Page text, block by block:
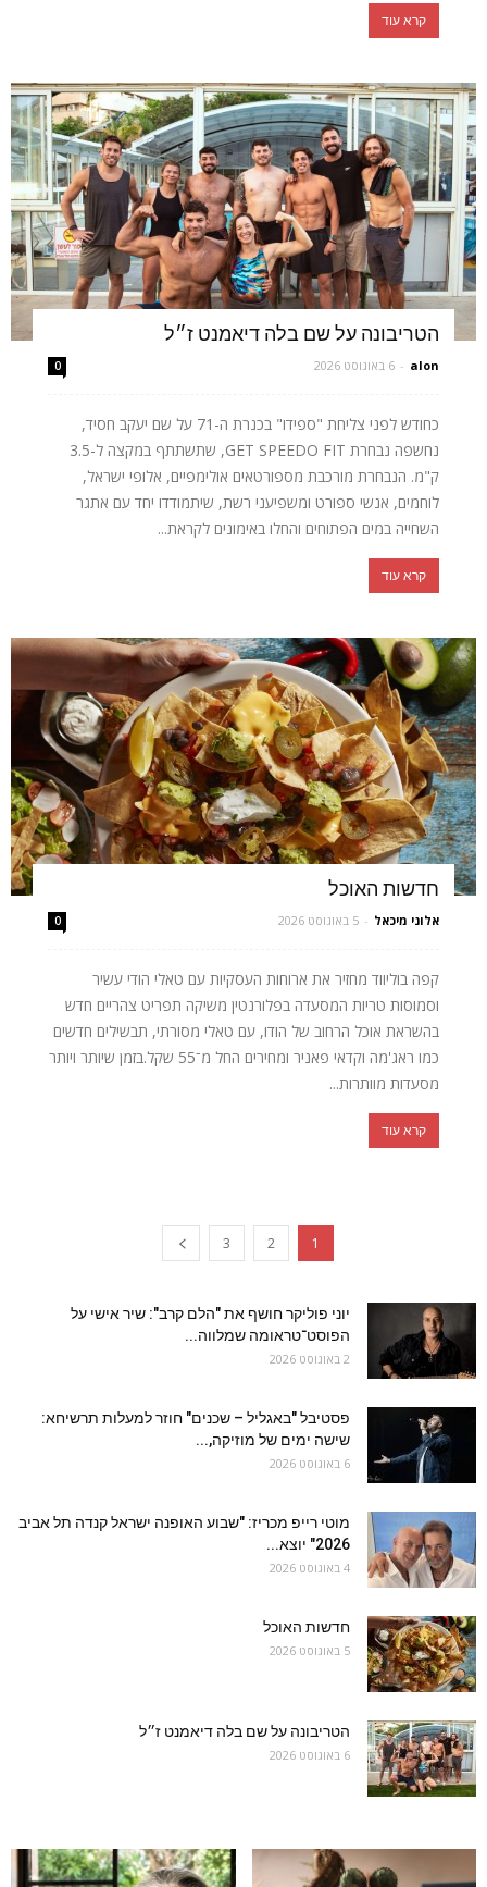
קרא עוד
הטריבונה על שם בלה דיאמנט ז״ל
alon
- 6 באוגוסט 2026 0
כחודש לפני צליחת "ספידו" בכנרת ה-71 על שם יעקב חסיד,
נחשפה נבחרת GET SPEEDO FIT, שתשתתף במקצה ל-3.5
ק"מ. הנבחרת מורכבת מספורטאים אולימפיים, אלופי ישראל,
לוחמים, אנשי ספורט ומשפיעני רשת, שיתמודדו יחד עם אתגר
השחייה במים הפתוחים והחלו באימונים לקראת...
קרא עוד
חדשות האוכל
אלוני מיכאל - 5 באוגוסט 2026 0
קפה בוליווד מחזיר את ארוחות העסקיות עם טאלי הודי עשיר
וסמוסות טריות המסעדה בפלורנטין משיקה תפריט צהריים חדש
בהשראת אוכל הרחוב של הודו, עם טאלי מסורתי, תבשילים חדשים
כמו ראג'מה וקדאי פאניר ומחירים החל מ־55 שקל.בזמן שיותר ויותר
מסעדות מוותרות...
קרא עוד
1
2
3
יוני פוליקר חושף את "הלם קרב": שיר אישי על
הפוסט־טראומה שמלווה...
2 באוגוסט 2026
פסטיבל "באגליל – שכנים" חוזר למעלות תרשיחא:
שישה ימים של מוזיקה,...
6 באוגוסט 2026
מוטי רייפ מכריז: "שבוע האופנה ישראל קנדה תל אביב
2026" יוצא...
4 באוגוסט 2026
חדשות האוכל
5 באוגוסט 2026
הטריבונה על שם בלה דיאמנט ז״ל
6 באוגוסט 2026